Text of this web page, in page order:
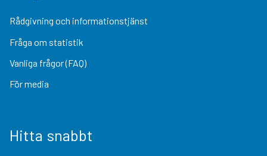
Rådgivning och informationstjänst
Fråga om statistik
Vanliga frågor (FAQ)
För media
Hitta snabbt